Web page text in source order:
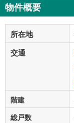
物件概要
所在地
交通
階建
総戸数